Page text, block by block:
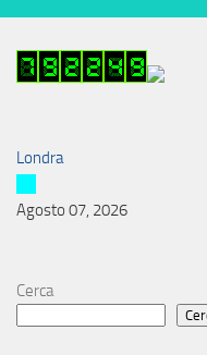
Londra
Agosto 07, 2026
Cerca